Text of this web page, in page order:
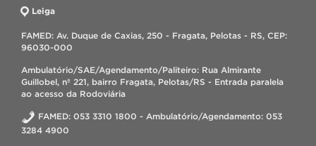
Leiga
FAMED: Av. Duque de Caxias, 250 - Fragata, Pelotas - RS, CEP:
96030-000
Ambulatório/SAE/Agendamento/Paliteiro: Rua Almirante
Guillobel, nº 221, bairro Fragata, Pelotas/RS - Entrada paralela
ao acesso da Rodoviária
FAMED: 053 3310 1800 - Ambulatório/Agendamento: 053
3284 4900